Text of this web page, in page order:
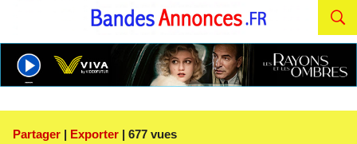
Partager | Exporter | 677 vues